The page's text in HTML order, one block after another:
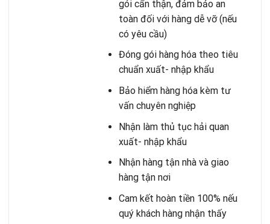
gói cẩn thận, đảm bảo an
toàn đối với hàng dễ vỡ (nếu
có yêu cầu)
Đóng gói hàng hóa theo tiêu
chuẩn xuất- nhập khẩu
Bảo hiểm hàng hóa kèm tư
vấn chuyên nghiệp
Nhận làm thủ tục hải quan
xuất- nhập khẩu
Nhận hàng tận nhà và giao
hàng tận nơi
Cam kết hoàn tiền 100% nếu
quý khách hàng nhận thấy